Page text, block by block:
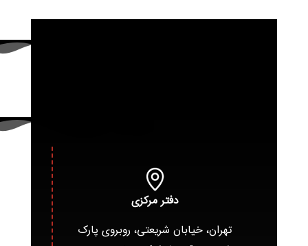
دفتر مرکزی
تهران، خیابان شریعتی، روبروی پارک